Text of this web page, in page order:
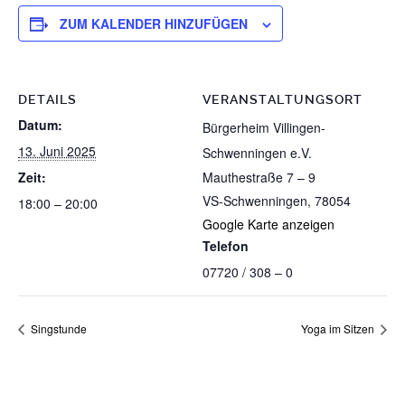
ZUM KALENDER HINZUFÜGEN
DETAILS
Datum:
13. Juni 2025
Zeit:
18:00 – 20:00
VERANSTALTUNGSORT
Bürgerheim Villingen-
Schwenningen e.V.
Mauthestraße 7 – 9
VS-Schwenningen, 78054
Google Karte anzeigen
Telefon
07720 / 308 – 0
Singstunde Yoga im Sitzen